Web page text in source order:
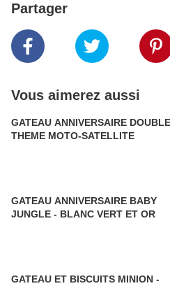
Partager
Vous aimerez aussi
GATEAU ANNIVERSAIRE DOUBLE
THEME MOTO-SATELLITE
GATEAU ANNIVERSAIRE BABY
JUNGLE - BLANC VERT ET OR
GATEAU ET BISCUITS MINION -